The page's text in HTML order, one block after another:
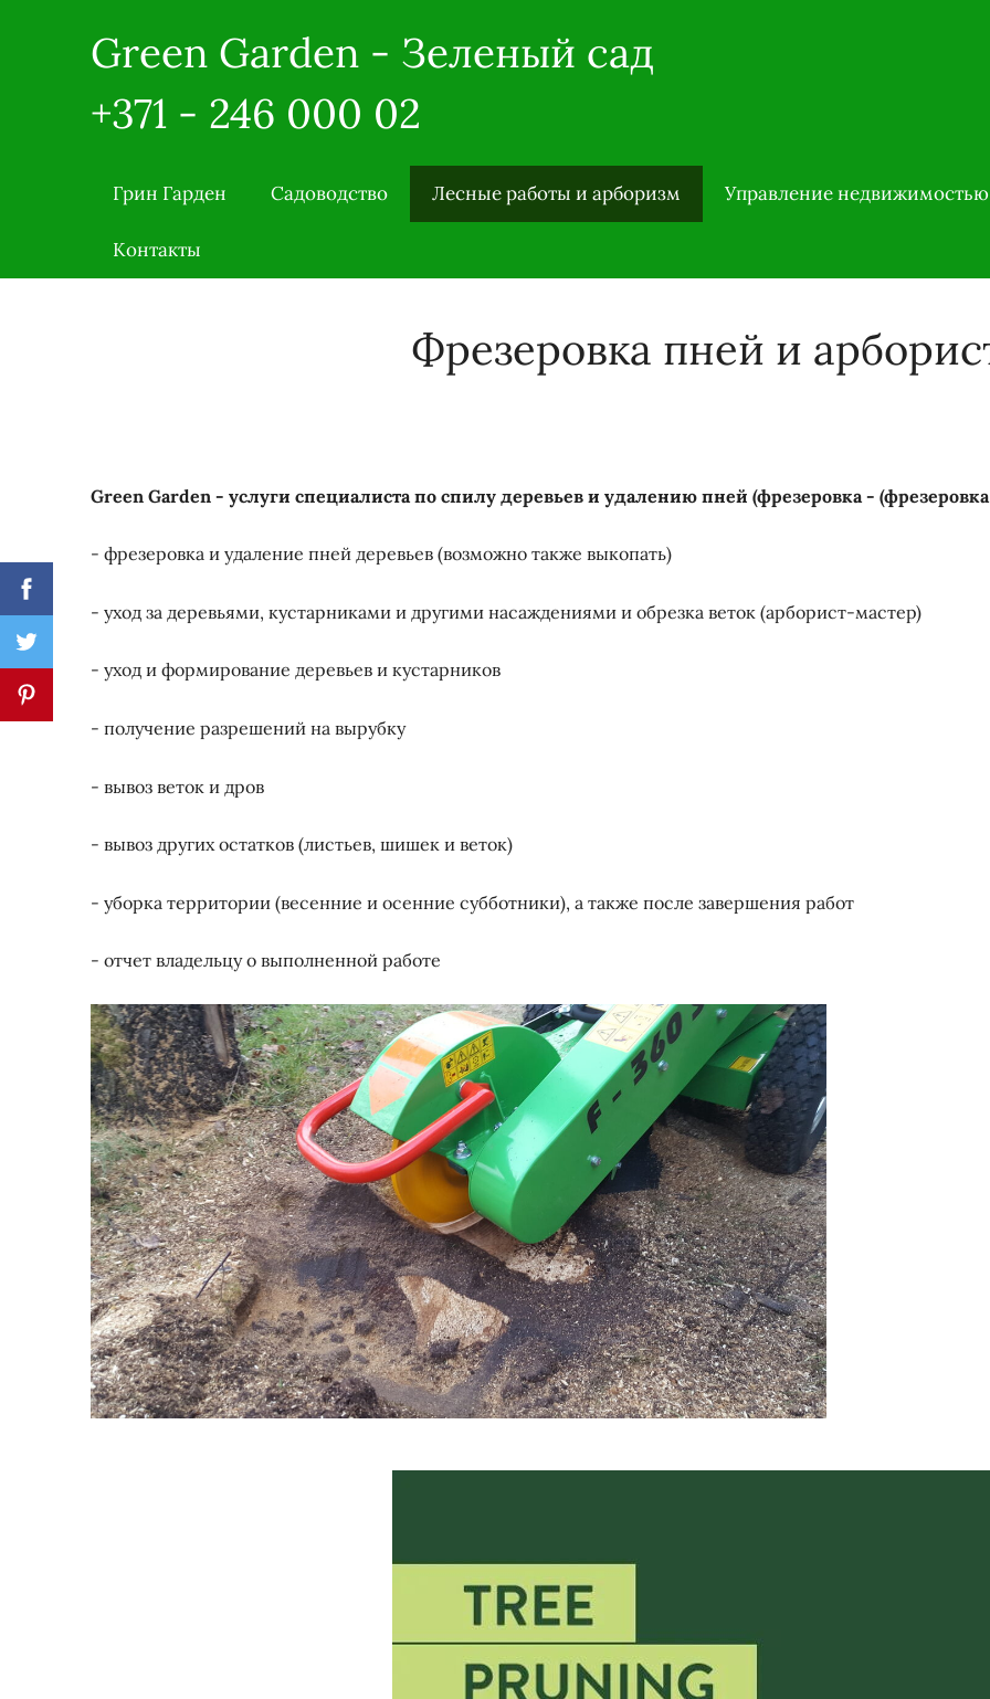
Green Garden - Зеленый сад
+371 - 246 000 02
Грин Гарден Садоводство Лесные работы и арборизм Управление недвижимостью
Контакты
Фрезеровка пней и
Green Garden - услуги специалиста по спилу деревьев и удалению пней (фрезеровка -
- фрезеровка и удаление пней деревьев (возможно также выкопать)
- уход за деревьями, кустарниками и другими насаждениями и обрезка веток (арборист-мастер)
- уход и формирование деревьев и кустарников
- получение разрешений на вырубку
- вывоз веток и дров
- вывоз других остатков (листьев, шишек и веток)
- уборка территории (весенние и осенние субботники), а также после завершения работ
- отчет владельцу о выполненной работе